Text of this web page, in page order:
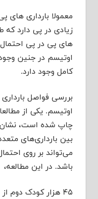
معمولا بارداری
زیادی در پی دارد که
های پی در پی
اوتیسم در جنین
کامل وجود دارد.
بررسی فواصل
چاپ شده است، نشان
بین بارداری‌های
می‌تواند بر روی
باشد. در این مطالعه،
۴۵ هزار کودک دوم